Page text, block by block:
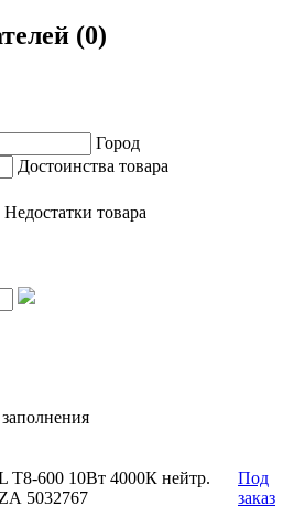
(0)
Город
Достоинства товара
Недостатки товара
T8-600 10Вт 4000К нейтр.
5032767
Под
заказ